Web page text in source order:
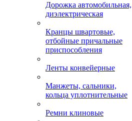
Дорожка автомобильная,
диэлектрическая
Кранцы швартовые,
отбойные причальные
приспособления
Ленты конвейерные
Манжеты, сальники,
кольца уплотнительные
Ремни клиновые